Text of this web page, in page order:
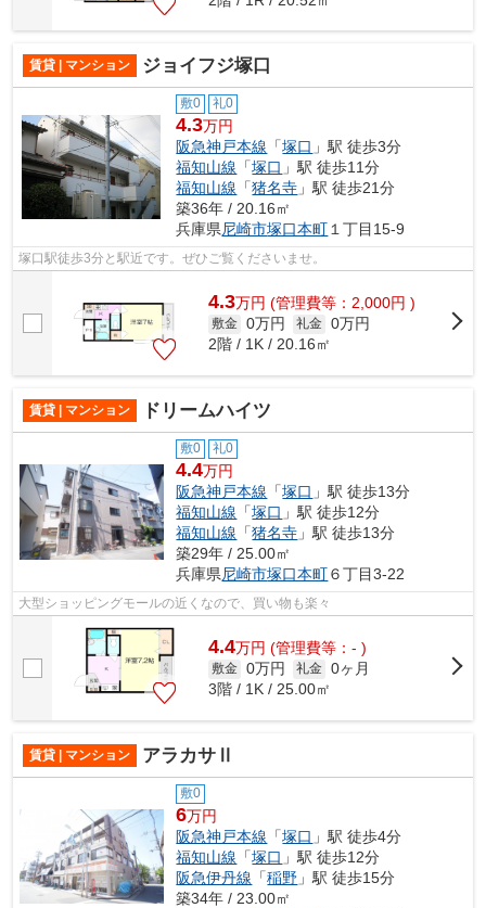
賃貸 | マンション ジョイフジ塚口
敷0 礼0
4.3万円
阪急神戸本線 「塚口 」駅 徒歩3分
福知山線 「塚口 」駅 徒歩11分
福知山線 「猪名寺 」駅 徒歩21分
築36年 / 20.16㎡
兵庫県尼崎市塚口本町 １丁目15-9
塚口駅徒歩3分と駅近です。ぜひご覧くださいませ。
4.3万円 (管理費等：2,000円 )
敷金 0万円 礼金 0万円
2階 / 1K / 20.16㎡
賃貸 | マンション ドリームハイツ
敷0 礼0
4.4万円
阪急神戸本線 「塚口 」駅 徒歩13分
福知山線 「塚口 」駅 徒歩12分
福知山線 「猪名寺 」駅 徒歩13分
築29年 / 25.00㎡
兵庫県尼崎市塚口本町６丁目3-22
大型ショッピングモールの近くなので、買い物も楽々
4.4万円 (管理費等：- )
敷金 0万円 礼金 0ヶ月
3階 / 1K / 25.00㎡
賃貸 | マンション アラカサⅡ
敷0
6万円
阪急神戸本線 「塚口 」駅 徒歩4分
福知山線 「塚口 」駅 徒歩12分
阪急伊丹線 「稲野 」駅 徒歩15分
築34年 / 23.00㎡